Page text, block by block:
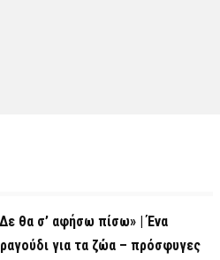
θα σ’ αφήσω πίσω» | Ένα
για τα ζώα – πρόσφυγες